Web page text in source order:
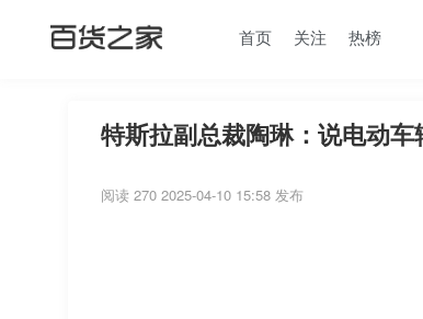
首页 关注 热榜
特斯拉副总裁陶琳：说电动
阅读 270 2025-04-10 15:58 发布